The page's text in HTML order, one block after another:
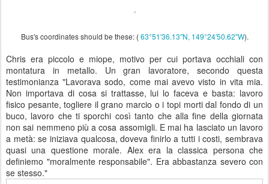
Bus's coordinates should be these: (63°51′36.13″N, 149°24′50.62″W).
Chris era piccolo e miope, motivo per cui portava occhiali con
montatura in metallo. Un gran lavoratore, secondo questa
testimonianza "Lavorava sodo, come mai avevo visto in vita mia.
Non importava di cosa si trattasse, lui lo faceva e basta: lavoro
fisico pesante, togliere il grano marcio o i topi morti dal fondo di un
buco, lavoro che ti sporchi così tanto che alla fine della giornata
non sai nemmeno più a cosa assomigli. E mai ha lasciato un lavoro
a metà: se iniziava qualcosa, doveva finirlo a tutti i costi, sembrava
quasi una questione morale. Alex era la classica persona che
definiemo "moralmente responsabile". Era abbastanza severo con
se stesso."